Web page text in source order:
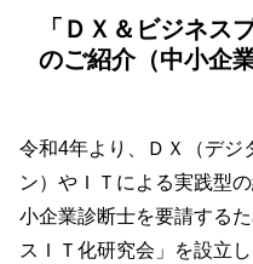
「ＤＸ＆ビジネス
のご紹介（中小企
令和4年より、ＤＸ（デジ
ン）やＩＴによる実践型
小企業診断士を要請する
スＩＴ化研究会」を設立